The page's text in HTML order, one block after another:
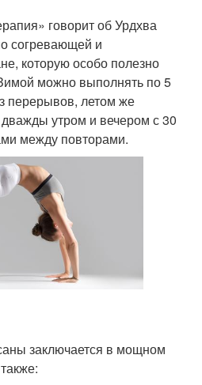
говорит об Урдхва
согревающей и
которую особо полезно
можно выполнять по 5
перерывов, летом же
дважды утром и вечером с 30
между повторами.
заключается в мощном